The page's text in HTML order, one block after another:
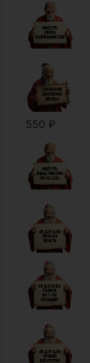
550 ₽